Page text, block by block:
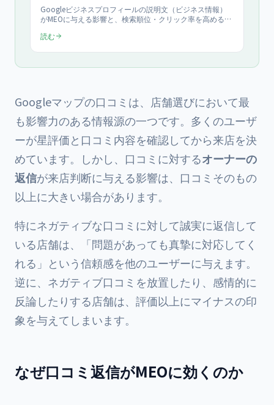
Googleビジネスプロフィールの説明文（ビジネス情報）
がMEOに与える影響と、検索順位・クリック率を高める書
止事項まで、実践的なポイントをまとめました。
読む
Googleマップの口コミは、店舗選びにおいて最
も影響力のある情報源の一つです。多くのユーザ
ーが星評価と口コミ内容を確認してから来店を決
めています。しかし、口コミに対するオーナーの
返信が来店判断に与える影響は、口コミそのもの
以上に大きい場合があります。
特にネガティブな口コミに対して誠実に返信して
いる店舗は、「問題があっても真摯に対応してく
れる」という信頼感を他のユーザーに与えます。
逆に、ネガティブ口コミを放置したり、感情的に
反論したりする店舗は、評価以上にマイナスの印
象を与えてしまいます。
なぜ口コミ返信がMEOに効くのか